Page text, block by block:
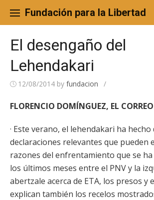
content
Fundación para la Libertad
El desengaño del
Lehendakari
12/08/2014 by fundacion /
FLORENCIO DOMÍNGUEZ, EL
· Este verano, el lehendakari ha hecho
declaraciones relevantes que pueden
razones del enfrentamiento que se
los últimos meses entre el PNV y la
abertzale acerca de ETA, los presos y
explican también los recelos